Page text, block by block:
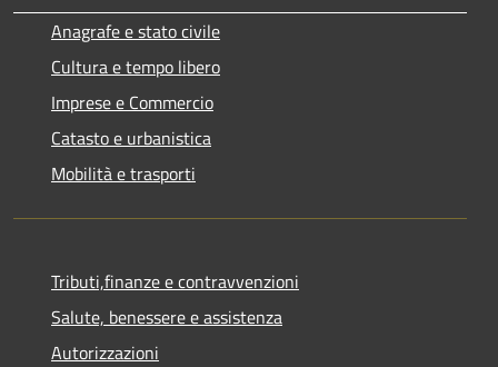
Anagrafe e stato civile
Cultura e tempo libero
Imprese e Commercio
Catasto e urbanistica
Mobilità e trasporti
Tributi,finanze e contravvenzioni
Salute, benessere e assistenza
Autorizzazioni